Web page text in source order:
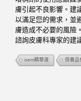
膚引起不良影響。建
以滿足您的需求，並
膚造成不必要的風險
諮詢皮膚科專家的建
oem精華液 保養品